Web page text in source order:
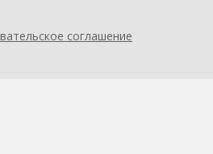
соглашение